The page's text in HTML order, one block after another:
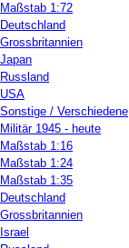
Maßstab 1:72
Deutschland
Grossbritannien
Japan
Russland
USA
Sonstige / Verschiedene
Militär 1945 - heute
Maßstab 1:16
Maßstab 1:24
Maßstab 1:35
Deutschland
Grossbritannien
Israel